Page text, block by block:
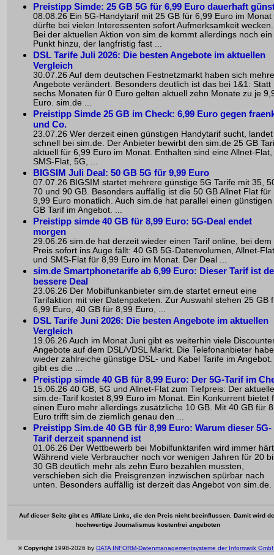
Preistipp Simde: 25 GB 5G für 6,99 Euro dauerhaft
08.08.26 Ein 5G-Handytarif mit 25 GB für 6,99 Euro im Monat
dürfte bei vielen Interessenten sofort Aufmerksamkeit wecken.
Bei der aktuellen Aktion von sim.de kommt allerdings noch ein
Punkt hinzu, der langfristig fast ...
DSL Tarife Juli 2026: Die besten Angebote im aktuellen
Vergleich
30.07.26 Auf dem deutschen Festnetzmarkt haben sich
Angebote verändert. Besonders deutlich ist das bei 1&1: Statt
sechs Monaten für 0 Euro gelten aktuell zehn Monate zu je
Euro. sim.de ...
Preistipp Simde 25 GB im Check: 6,99 Euro gegen
und Co.
23.07.26 Wer derzeit einen günstigen Handytarif sucht, landet
schnell bei sim.de. Der Anbieter bewirbt den sim.de 25 GB
aktuell für 6,99 Euro im Monat. Enthalten sind eine Allnet-Flat,
SMS-Flat, 5G, ...
BIGSIM Juli Deal: 50 GB 5G für 9,99 Euro
07.07.26 BIGSIM startet mehrere günstige 5G Tarife mit 35,
70 und 90 GB. Besonders auffällig ist die 50 GB Allnet Flat für
9,99 Euro monatlich. Auch sim.de hat parallel einen günstigen
GB Tarif im Angebot. ...
Preistipp simde 40 GB für 8,99 Euro: 5G-Deal endet
morgen
29.06.26 sim.de hat derzeit wieder einen Tarif online, bei dem
Preis sofort ins Auge fällt: 40 GB 5G-Datenvolumen, Allnet-Flat
und SMS-Flat für 8,99 Euro im Monat. Der Deal ...
sim.de Smartphonetarife ab 6,99 Euro: Dieser Tarif ist
bessere Deal
23.06.26 Der Mobilfunkanbieter sim.de startet erneut eine
Tarifaktion mit vier Datenpaketen. Zur Auswahl stehen 25 GB
6,99 Euro, 40 GB für 8,99 Euro, ...
DSL Tarife Juni 2026: Die besten Angebote im aktuellen
Vergleich
19.06.26 Auch im Monat Juni gibt es weiterhin viele
Angebote auf dem DSL/VDSL Markt. Die Telefonanbieter
wieder zahlreiche günstige DSL- und Kabel Tarife im Angebot.
gibt es die ...
Preistipp simde 40 GB für 8,99 Euro: Der 5G-Tarif im
15.06.26 40 GB, 5G und Allnet-Flat zum Tiefpreis: Der aktuelle
sim.de-Tarif kostet 8,99 Euro im Monat. Ein Konkurrent bietet
einen Euro mehr allerdings zusätzliche 10 GB. Mit 40 GB für
Euro trifft sim.de ziemlich genau den ...
Preistipp Sim.de 40 GB für 8,99 Euro: Warum dieser 5G-
Tarif derzeit spannend ist
01.06.26 Der Wettbewerb bei Mobilfunktarifen wird immer
Während viele Verbraucher noch vor wenigen Jahren für 20
30 GB deutlich mehr als zehn Euro bezahlen mussten,
verschieben sich die Preisgrenzen inzwischen spürbar nach
unten. Besonders auffällig ist derzeit das Angebot von sim.de.
Auf dieser Seite gibt es Affilate Links, die den Preis nicht beeinflussen. Damit wird
hochwertige Journalismus kostenfrei angeboten
©Copyright1998-2026 by DATA INFORM-Datenmanagementsysteme der Informatik